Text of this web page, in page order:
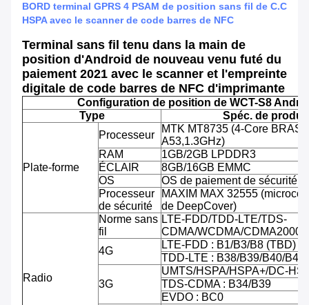
BORD terminal GPRS 4 PSAM de position sans fil de C.C
HSPA avec le scanner de code barres de NFC
Terminal sans fil tenu dans la main de
position d'Android de nouveau venu futé du
paiement 2021 avec le scanner et l'empreinte
digitale de code barres de NFC d'imprimante
Configuration de position de WCT-S8
Type
Spéc. de produit
Plate-forme
Processeur
MTK MT8735 (4-Core BRAS
A53,1.3GHz)
RAM
1GB/2GB LPDDR3
ÉCLAIR
8GB/16GB EMMC
OS
OS de paiement de sécurité
Processeur
de sécurité
MAXIM MAX 32555
de DeepCover)
Radio
Norme sans
fil
LTE-FDD/TDD-LTE/TDS-
CDMA/WCDMA/CDMA2000/
4G
LTE-FDD : B1/B3/B8 (TBD)
TDD-LTE : B38/B39/B40/B41
3G
UMTS/HSPA/HSPA+/DC-
TDS-CDMA : B34/B39
EVDO : BC0